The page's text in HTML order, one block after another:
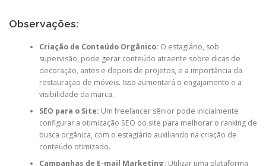
Observações:
Criação de Conteúdo Orgânico: O estagiário, sob
supervisão, pode gerar conteúdo atraente sobre dicas de
decoração, antes e depois de projetos, e a importância da
restauração de móveis. Isso aumentará o engajamento e a
visibilidade da marca.
SEO para o Site: Um freelancer sênior pode inicialmente
configurar a otimização SEO do site para melhorar o ranking de
busca orgânica, com o estagiário auxiliando na criação de
conteúdo otimizado.
Campanhas de E-mail Marketing: Utilizar uma plataforma